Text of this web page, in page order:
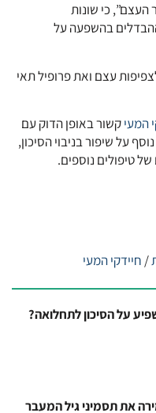
כי שונות
בהשפעה על
עצם ואת פרופיל תאי
המעיקשור באופן הדוק עם
על שיפור בניבוי הסיכון,
טיפולים נוספים.
/ חיידקי המעי
על הסיכון לתחלואה?